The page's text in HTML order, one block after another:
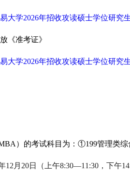
大学2026年招收攻读硕士学位研究
《准考证》
大学2026年招收攻读硕士学位研究
）的考试科目为：①199管理类综
12月20日（上午8:30—11:30，下午